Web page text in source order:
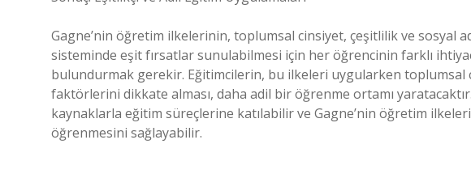
Gagne’nin öğretim ilkelerinin, toplumsal cinsiyet, çeşitlilik ve sosyal
sisteminde eşit fırsatlar sunulabilmesi için her öğrencinin farklı
bulundurmak gerekir. Eğitimcilerin, bu ilkeleri uygularken toplumsal
faktörlerini dikkate alması, daha adil bir öğrenme ortamı
kaynaklarla eğitim süreçlerine katılabilir ve Gagne’nin öğretim
öğrenmesini sağlayabilir.